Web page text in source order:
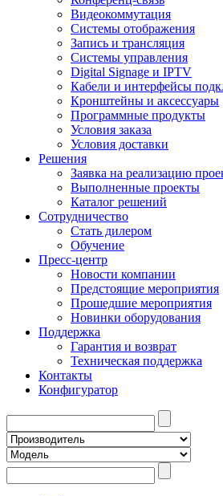
Видеокоммутация
Системы отображения
Запись и трансляция
Системы управления
Digital Signage и IPTV
Кабели и интерфейсы
Кронштейны и аксессуары
Программные продукты
Условия заказа
Условия доставки
Решения
Заявка на реализацию
Выполненные проекты
Каталог решений
Сотрудничество
Стать дилером
Обучение
Пресс-центр
Новости компании
Предстоящие мероприятия
Прошедшие мероприятия
Новинки оборудования
Поддержка
Гарантия и возврат
Техническая поддержка
Контакты
Конфигуратор